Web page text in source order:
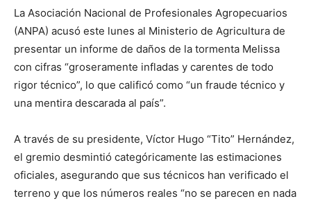
La Asociación Nacional de Profesionales Agropecuarios
(ANPA) acusó este lunes al Ministerio de Agricultura de
presentar un informe de daños de la tormenta Melissa
con cifras “groseramente infladas y carentes de todo
rigor técnico”, lo que calificó como “un fraude técnico y
una mentira descarada al país”.
A través de su presidente, Víctor Hugo “Tito” Hernández,
el gremio desmintió categóricamente las estimaciones
oficiales, asegurando que sus técnicos han verificado el
terreno y que los números reales “no se parecen en nada